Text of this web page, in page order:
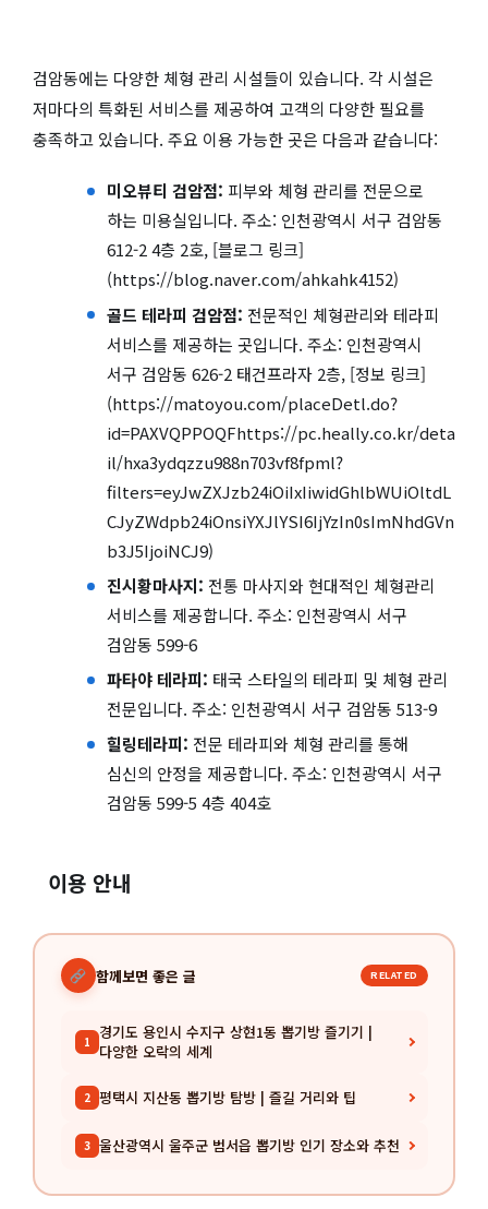
검암동에는 다양한 체형 관리 시설들이 있습니다. 각 시설은
저마다의 특화된 서비스를 제공하여 고객의 다양한 필요를
충족하고 있습니다. 주요 이용 가능한 곳은 다음과 같습니다:
미오뷰티 검암점: 피부와 체형 관리를 전문으로
하는 미용실입니다. 주소: 인천광역시 서구 검암동
612-2 4층 2호, [블로그 링크]
(https://blog.naver.com/ahkahk4152)
골드 테라피 검암점: 전문적인 체형관리와 테라피
서비스를 제공하는 곳입니다. 주소: 인천광역시
서구 검암동 626-2 태건프라자 2층, [정보 링크]
(https://matoyou.com/placeDetl.do?
id=PAXVQPPOQFhttps://pc.heally.co.kr/deta
il/hxa3ydqzzu988n703vf8fpml?
filters=eyJwZXJzb24iOiIxIiwidGhlbWUiOltdL
CJyZWdpb24iOnsiYXJlYSI6IjYzIn0sImNhdGVn
b3J5IjoiNCJ9)
진시황마사지: 전통 마사지와 현대적인 체형관리
서비스를 제공합니다. 주소: 인천광역시 서구
검암동 599-6
파타야 테라피: 태국 스타일의 테라피 및 체형 관리
전문입니다. 주소: 인천광역시 서구 검암동 513-9
힐링테라피: 전문 테라피와 체형 관리를 통해
심신의 안정을 제공합니다. 주소: 인천광역시 서구
검암동 599-5 4층 404호
이용 안내
함께보면 좋은 글 RELATED
1 경기도 용인시 수지구 상현1동 뽑기방 즐기기 |
다양한 오락의 세계
2 평택시 지산동 뽑기방 탐방 | 즐길 거리와 팁
3 울산광역시 울주군 범서읍 뽑기방 인기 장소와 추천